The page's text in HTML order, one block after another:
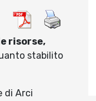
risorse,
stabilito
di Arci